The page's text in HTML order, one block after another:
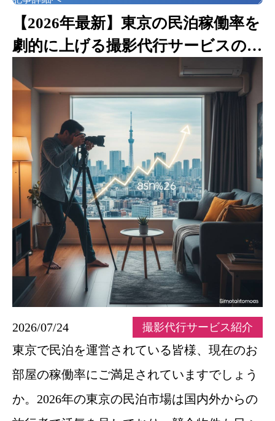
【2026年最新】東京の民泊稼働率を
劇的に上げる撮影代行サービスの選
2026/07/24 撮影代行サービス紹介
東京で民泊を運営されている皆様、現在のお
部屋の稼働率にご満足されていますでしょう
か。2026年の東京の民泊市場は国内外からの